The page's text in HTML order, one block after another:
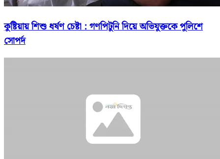
কুষ্টিয়ায় শিশু ধর্ষণ চেষ্টা : গণপিটুনি দিয়ে অভিযুক্তকে পুলিশে
সোপর্দ